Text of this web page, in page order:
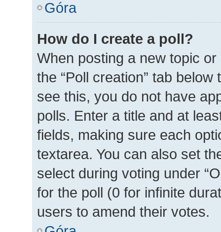
Góra
How do I create a poll?
When posting a new topic
the “Poll creation” tab
see this, you do not have
polls. Enter a title and at
fields, making sure each
textarea. You can also set
select during voting under
for the poll (0 for infinite
users to amend their votes.